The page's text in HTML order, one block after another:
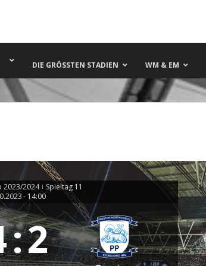
DIE GRÖSSTEN STADIEN WM & EM
2023/2024 | Spieltag 11
- 14:00
:2